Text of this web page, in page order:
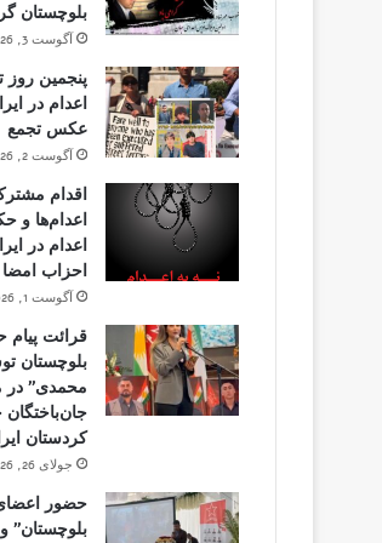
بلوچستان
آگوست 3, 2026
پنجمین روز
اعدام در
عکس تجمع
آگوست 2, 2026
اقدام
اعدام‌ها و
اعدام در
احزاب امضا
آگوست 1, 2026
قرائت
بلوچستان
محمدی” در
کردستان
جولای 26, 2026
حضور
بلوچستان”